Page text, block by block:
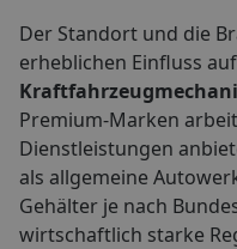
Der Standort und die
erheblichen Einfluss
Premium-Marken
Dienstleistungen
als allgemeine
Gehälter je nach
wirtschaftlich starke